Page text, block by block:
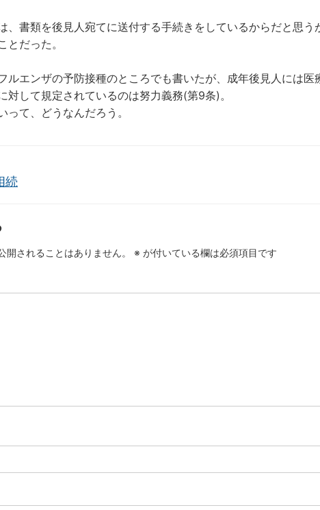
、書類を後見人宛てに送付する手続きをしているからだと思
とだった。
ルエンザの予防接種のところでも書いたが、成年後見人には
対して規定されているのは努力義務(第9条)。
って、どうなんだろう。
続
開されることはありません。 ※ が付いている欄は必須項目です